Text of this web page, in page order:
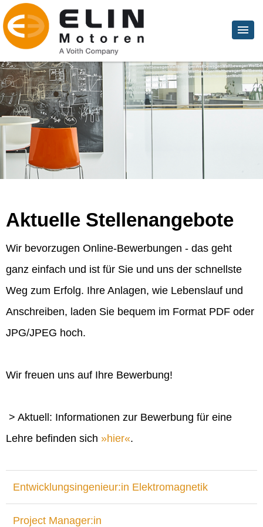
Aktuelle Stellenangebote
Wir bevorzugen Online-Bewerbungen - das geht
ganz einfach und ist für Sie und uns der schnellste
Weg zum Erfolg. Ihre Anlagen, wie Lebenslauf und
Anschreiben, laden Sie bequem im Format PDF oder
JPG/JPEG hoch.
Wir freuen uns auf Ihre Bewerbung!
> Aktuell: Informationen zur Bewerbung für eine
Lehre befinden sich
hier .
Entwicklungsingenieur:in Elektromagnetik
Project Manager:in